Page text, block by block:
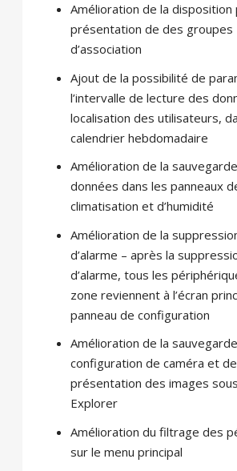
Amélioration de la disposition
présentation de des groupes
d’association
Ajout de la possibilité de
l’intervalle de lecture des
localisation des utilisateurs,
calendrier hebdomadaire
Amélioration de la
données dans les panneaux
climatisation et d’humidité
Amélioration de la
d’alarme – après la
d’alarme, tous les
zone reviennent à l’écran
panneau de configuration
Amélioration de la sauvegarde
configuration de caméra et
présentation des images
Explorer
Amélioration du filtrage des
sur le menu principal